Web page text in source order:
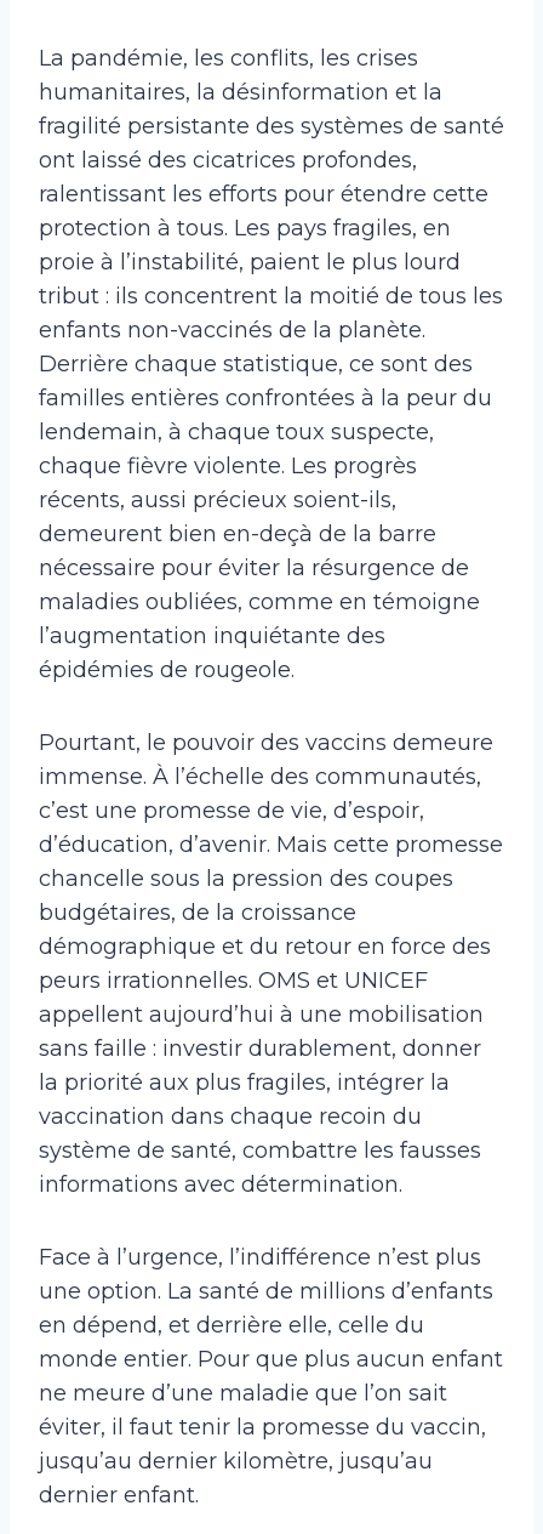
La pandémie, les conflits, les crises
humanitaires, la désinformation et la
fragilité persistante des systèmes de santé
ont laissé des cicatrices profondes,
ralentissant les efforts pour étendre cette
protection à tous. Les pays fragiles, en
proie à l’instabilité, paient le plus lourd
tribut : ils concentrent la moitié de tous les
enfants non-vaccinés de la planète.
Derrière chaque statistique, ce sont des
familles entières confrontées à la peur du
lendemain, à chaque toux suspecte,
chaque fièvre violente. Les progrès
récents, aussi précieux soient-ils,
demeurent bien en-deçà de la barre
nécessaire pour éviter la résurgence de
maladies oubliées, comme en témoigne
l’augmentation inquiétante des
épidémies de rougeole.
Pourtant, le pouvoir des vaccins demeure
immense. À l’échelle des communautés,
c’est une promesse de vie, d’espoir,
d’éducation, d’avenir. Mais cette promesse
chancelle sous la pression des coupes
budgétaires, de la croissance
démographique et du retour en force des
peurs irrationnelles. OMS et UNICEF
appellent aujourd’hui à une mobilisation
sans faille : investir durablement, donner
la priorité aux plus fragiles, intégrer la
vaccination dans chaque recoin du
système de santé, combattre les fausses
informations avec détermination.
Face à l’urgence, l’indifférence n’est plus
une option. La santé de millions d’enfants
en dépend, et derrière elle, celle du
monde entier. Pour que plus aucun enfant
ne meure d’une maladie que l’on sait
éviter, il faut tenir la promesse du vaccin,
jusqu’au dernier kilomètre, jusqu’au
dernier enfant.